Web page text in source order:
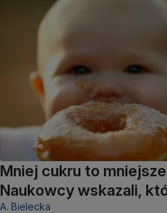
Mniej cukru to
Naukowcy wskazali,
A. Bielecka